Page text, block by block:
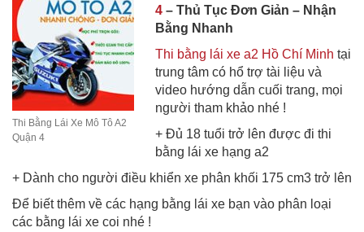
Thi Bằng Lái Xe Mô Tô A2
Quận 4
4– Thủ Tục Đơn Giản – Nhận
Bằng Nhanh
Thi bằng lái xe a2 Hồ Chí Minh tại
trung tâm có hổ trợ tài liệu và
video hướng dẫn cuối trang, mọi
người tham khảo nhé !
+ Đủ 18 tuổi trở lên được đi thi
bằng lái xe hạng a2
+ Dành cho người điều khiển xe phân khối 175 cm3 trở lên
Để biết thêm về các hạng bằng lái xe bạn vào phân loại
các bằng lái xe coi nhé !